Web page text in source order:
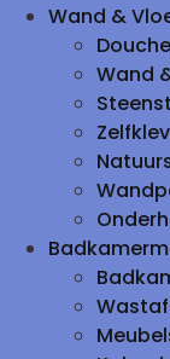
Wand &
Wand